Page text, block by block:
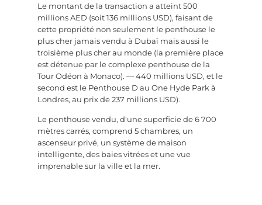
Le montant de la transaction a atteint 500
millions AED (soit 136 millions USD), faisant de
cette propriété non seulement le penthouse le
plus cher jamais vendu à Dubaï mais aussi le
troisième plus cher au monde (la première place
est détenue par le complexe penthouse de la
Tour Odéon à Monaco). — 440 millions USD, et le
second est le Penthouse D au One Hyde Park à
Londres, au prix de 237 millions USD).
Le penthouse vendu, d'une superficie de 6 700
mètres carrés, comprend 5 chambres, un
ascenseur privé, un système de maison
intelligente, des baies vitrées et une vue
imprenable sur la ville et la mer.